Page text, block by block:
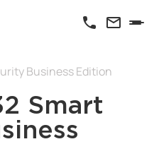
Business Edition
Smart